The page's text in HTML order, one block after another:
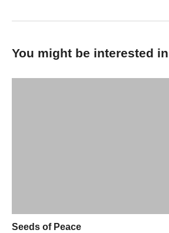
You might be interested in
Seeds of Peace